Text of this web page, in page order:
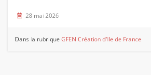
28 mai 2026
Dans la rubriqueGFEN Création d'Ile de France